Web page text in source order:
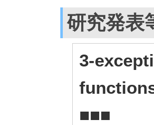
研究発表
3-
■■■